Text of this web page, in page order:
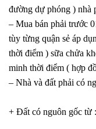
đường dự phóng ) nhà
– Mua bán phải trước
tùy từng quận sẻ áp
thời điểm ) sữa chửa
minh thời điểm ( hợp
– Nhà và đất phải có
+ Đất có nguôn gốc từ :